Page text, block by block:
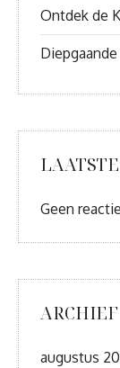
Ontdek de
Geen
ARCHIEF
augustus